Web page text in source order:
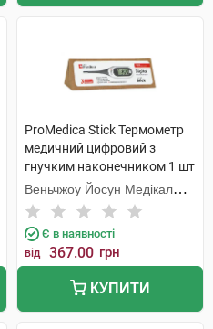
ProMedica Stick Термометр
медичний цифровий з
гнучким наконечником 1 шт
Веньчжоу Йосун Медікал
Технолоджі
Є в наявності
від 367.00 грн
КУПИТИ